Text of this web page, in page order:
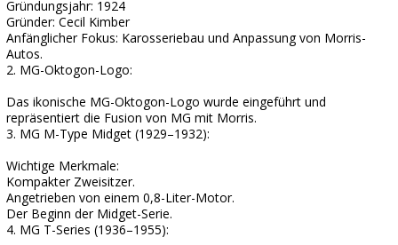
Gründungsjahr: 1924
Gründer: Cecil Kimber
Anfänglicher Fokus: Karosseriebau und Anpassung von Morris-
Autos.
2. MG-Oktogon-Logo:
Das ikonische MG-Oktogon-Logo wurde eingeführt und
repräsentiert die Fusion von MG mit Morris.
3. MG M-Type Midget (1929–1932):
Wichtige Merkmale:
Kompakter Zweisitzer.
Angetrieben von einem 0,8-Liter-Motor.
Der Beginn der Midget-Serie.
4. MG T-Series (1936–1955):